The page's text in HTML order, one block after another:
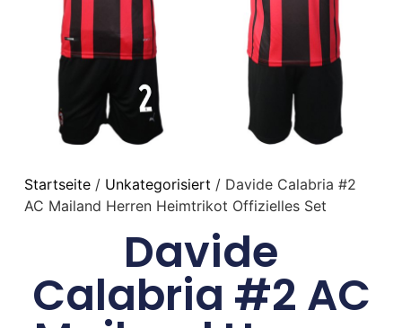
Startseite/ Unkategorisiert / Davide Calabria #2
AC Mailand Herren Heimtrikot Offizielles Set
Davide
Calabria #2 AC